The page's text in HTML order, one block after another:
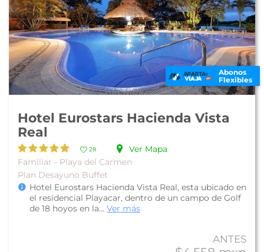
Abonos
Flexibles
Hotel Eurostars Hacienda Vista
Real
28
Ver Mapa
Familiar - Playa del Carmen
Plan Desayuno Buffet
Hotel Eurostars Hacienda Vista Real, esta ubicado en
el residencial Playacar, dentro de un campo de Golf
de 18 hoyos en la... Ver más
ANTES